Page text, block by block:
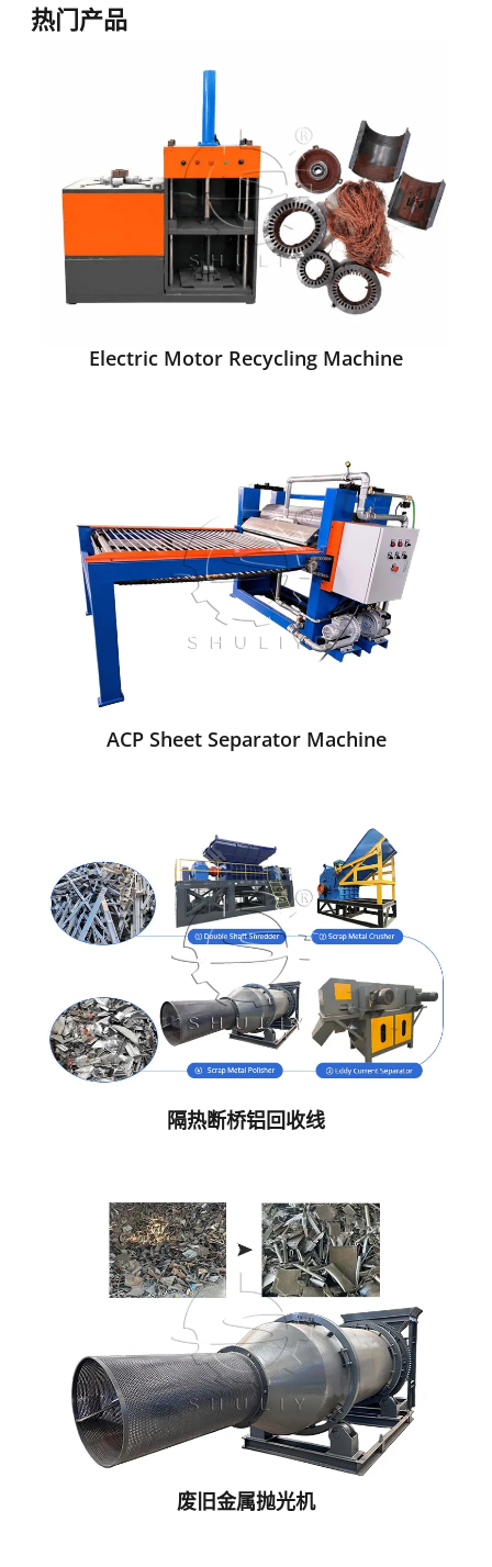
热门产品
Electric Motor Recycling Machine
ACP Sheet Separator Machine
隔热断桥铝回收线
废旧金属抛光机